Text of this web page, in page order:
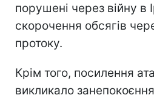
порушені через війну в
скорочення обсягів
протоку.
Крім того, посилення
викликало